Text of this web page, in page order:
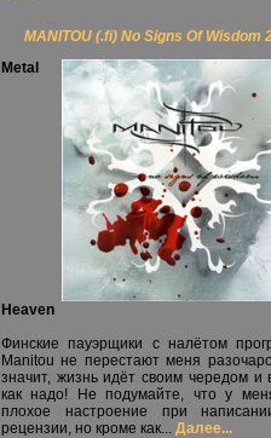
MANITOU (.fi) No Signs Of Wisdom
Metal
Heaven
Финские пауэрщики с налётом
Manitou не перестают меня
значит, жизнь идёт своим чередом и
как надо! Не подумайте, что у
плохое настроение при
рецензии, но кроме как... Далее...